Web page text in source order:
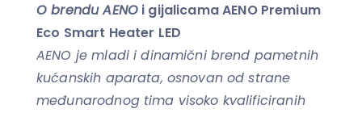
O brendu AENOi gijalicama AENO Premium
Eco Smart Heater LED
AENO je mladi i dinamični brend pametnih
kućanskih aparata, osnovan od strane
međunarodnog tima visoko kvalificiranih